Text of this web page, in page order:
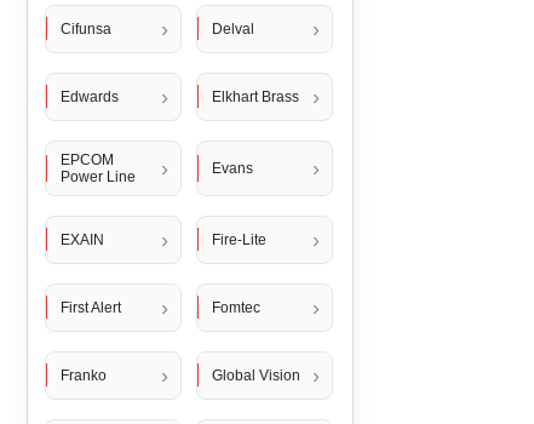
Cifunsa Delval
Edwards Elkhart Brass
EPCOM
Power Line
Evans
EXAIN Fire-Lite
First Alert Fomtec
Franko Global Vision